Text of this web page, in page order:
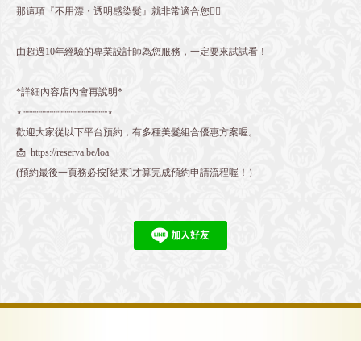
那這項『不用漂・透明感染髮』就非常適合您👍🏻
由超過10年經驗的專業設計師為您服務，一定要來試試看！
*詳細內容店內會再說明*
⋆┈┈┈┈┈┈┈┈┈┈┈┈┈┈┈⋆
歡迎大家從以下平台預約，有多種美髮組合優惠方案喔。
📩 https://reserva.be/loa
(預約最後一頁務必按[結束]才算完成預約申請流程喔！）